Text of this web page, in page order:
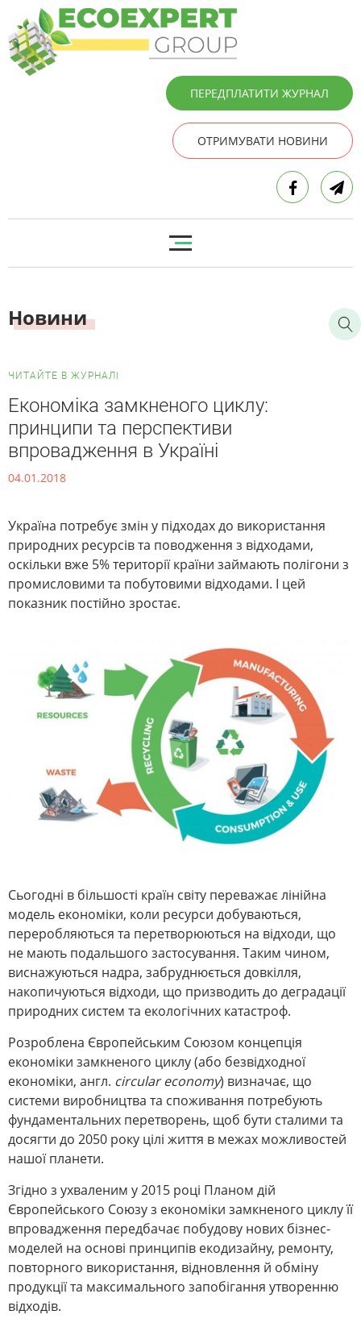
ПЕРЕДПЛАТИТИ ЖУРНАЛ
ОТРИМУВАТИ НОВИНИ
Новини
ЧИТАЙТЕ В ЖУРНАЛІ
Економіка замкненого циклу:
принципи та перспективи
впровадження в Україні
04.01.2018
Україна потребує змін у підходах до використання
природних ресурсів та поводження з відходами,
оскільки вже 5% території країни займають полігони з
промисловими та побутовими відходами. І цей
показник постійно зростає.
Сьогодні в більшості країн світу переважає лінійна
модель економіки, коли ресурси добуваються,
переробляються та перетворюються на відходи, що
не мають подальшого застосування. Таким чином,
виснажуються надра, забруднюється довкілля,
накопичуються відходи, що призводить до деградації
природних систем та екологічних катастроф.
Розроблена Європейським Союзом концепція
економіки замкненого циклу (або безвідходної
економіки, англ. circular economy) визначає, що
системи виробництва та споживання потребують
фундаментальних перетворень, щоб бути сталими та
досягти до 2050 року цілі життя в межах можливостей
нашої планети.
Згідно з ухваленим у 2015 році Планом дій
Європейського Союзу з економіки замкненого циклу її
впровадження передбачає побудову нових бізнес-
моделей на основі принципів екодизайну, ремонту,
повторного використання, відновлення й обміну
продукції та максимального запобігання утворенню
відходів.